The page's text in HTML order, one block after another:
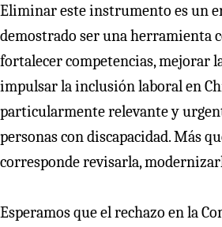
Eliminar este instrumento es un
demostrado ser una herramienta
fortalecer competencias, mejorar
impulsar la inclusión laboral en
particularmente relevante y
personas con discapacidad. Más
corresponde revisarla,
Esperamos que el rechazo en la